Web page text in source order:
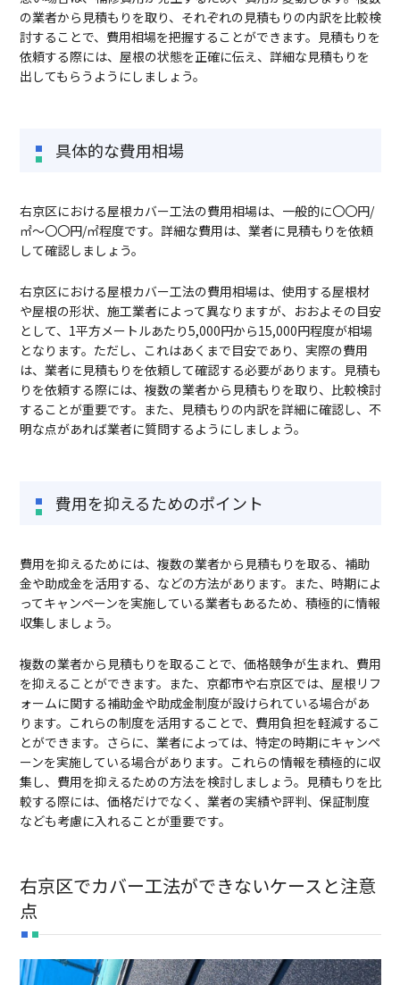
の業者から見積もりを取り、それぞれの見積もりの内訳を比較検
討することで、費用相場を把握することができます。見積もりを
依頼する際には、屋根の状態を正確に伝え、詳細な見積もりを
出してもらうようにしましょう。
具体的な費用相場
右京区における屋根カバー工法の費用相場は、一般的に〇〇円/
㎡～〇〇円/㎡程度です。詳細な費用は、業者に見積もりを依頼
して確認しましょう。
右京区における屋根カバー工法の費用相場は、使用する屋根材
や屋根の形状、施工業者によって異なりますが、おおよその目安
として、1平方メートルあたり5,000円から15,000円程度が相場
となります。ただし、これはあくまで目安であり、実際の費用
は、業者に見積もりを依頼して確認する必要があります。見積も
りを依頼する際には、複数の業者から見積もりを取り、比較検討
することが重要です。また、見積もりの内訳を詳細に確認し、不
明な点があれば業者に質問するようにしましょう。
費用を抑えるためのポイント
費用を抑えるためには、複数の業者から見積もりを取る、補助
金や助成金を活用する、などの方法があります。また、時期によ
ってキャンペーンを実施している業者もあるため、積極的に情報
収集しましょう。
複数の業者から見積もりを取ることで、価格競争が生まれ、費用
を抑えることができます。また、京都市や右京区では、屋根リフ
ォームに関する補助金や助成金制度が設けられている場合があ
ります。これらの制度を活用することで、費用負担を軽減するこ
とができます。さらに、業者によっては、特定の時期にキャンペ
ーンを実施している場合があります。これらの情報を積極的に収
集し、費用を抑えるための方法を検討しましょう。見積もりを比
較する際には、価格だけでなく、業者の実績や評判、保証制度
なども考慮に入れることが重要です。
右京区でカバー工法ができないケースと注意
点